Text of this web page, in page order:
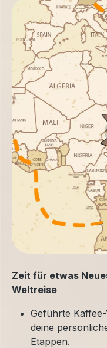
Zeit für etwas
Weltreise
Geführte
deine
Etappen.